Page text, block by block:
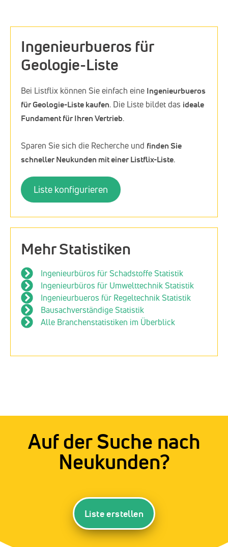
Ingenieurbueros für
Geologie-Liste
Bei Listflix können Sie einfach eine Ingenieurbueros
für Geologie-Liste kaufen. Die Liste bildet das ideale
Fundament für Ihren Vertrieb.
Sparen Sie sich die Recherche und finden Sie
schneller Neukunden mit einer Listflix-Liste.
Liste konfigurieren
Mehr Statistiken
Ingenieurbüros für Schadstoffe Statistik
Ingenieurbüros für Umwelttechnik Statistik
Ingenieurbueros für Regeltechnik Statistik
Bausachverständige Statistik
Alle Branchenstatistiken im Überblick
Auf der Suche nach
Neukunden?
Liste erstellen